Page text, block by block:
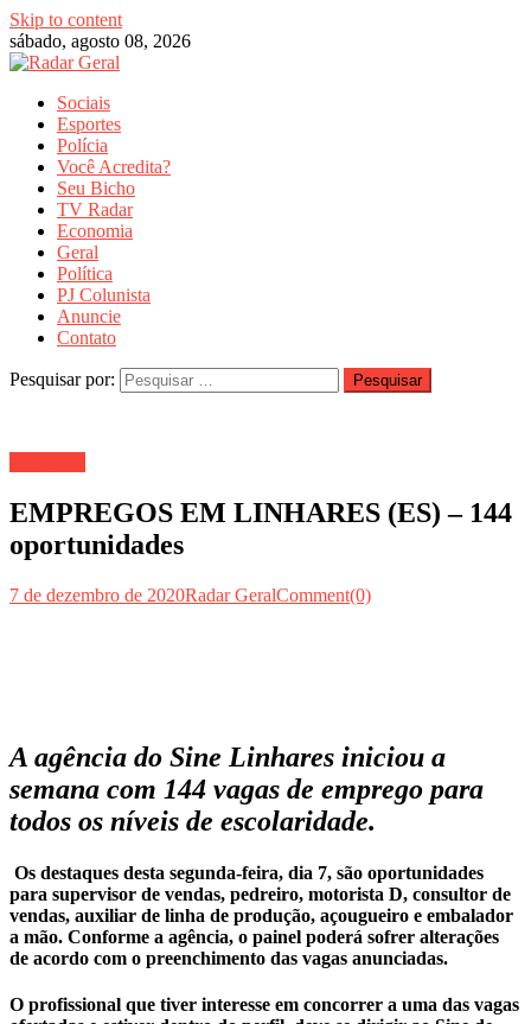
Skip to content
sábado, agosto 08, 2026
Sociais
Esportes
Polícia
Você Acredita?
Seu Bicho
TV Radar
Economia
Geral
Política
PJ Colunista
Anuncie
Contato
Pesquisar por:
EMPREGOS EM LINHARES (ES) – 144
oportunidades
7 de dezembro de 2020Radar GeralComment(0)
A agência do Sine Linhares iniciou a
semana com 144 vagas de emprego para
todos os níveis de escolaridade.
Os destaques desta segunda-feira, dia 7, são oportunidades
para supervisor de vendas, pedreiro, motorista D, consultor de
vendas, auxiliar de linha de produção, açougueiro e embalador
a mão. Conforme a agência, o painel poderá sofrer alterações
de acordo com o preenchimento das vagas anunciadas.
O profissional que tiver interesse em concorrer a uma das vagas